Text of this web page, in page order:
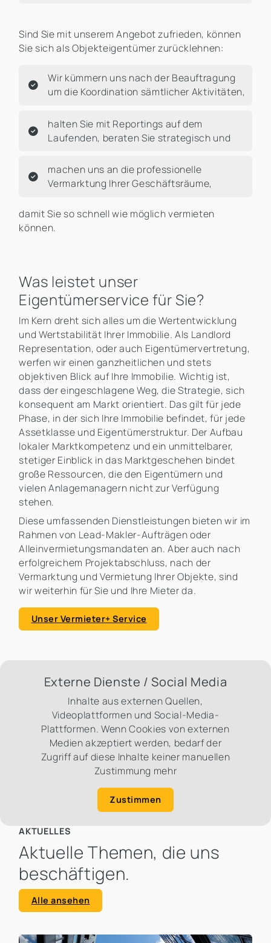
Sind Sie mit unserem Angebot zufrieden, können
Sie sich als Objekteigentümer zurücklehnen:
Wir kümmern uns nach der Beauftragung
um die Koordination sämtlicher Aktivitäten,
halten Sie mit Reportings auf dem
Laufenden, beraten Sie strategisch und
machen uns an die professionelle
Vermarktung Ihrer Geschäftsräume,
damit Sie so schnell wie möglich vermieten
können.
Was leistet unser
Eigentümerservice für Sie?
Im Kern dreht sich alles um die Wertentwicklung
und Wertstabilität Ihrer Immobilie. Als Landlord
Representation, oder auch Eigentümervertretung,
werfen wir einen ganzheitlichen und stets
objektiven Blick auf Ihre Immobilie. Wichtig ist,
dass der eingeschlagene Weg, die Strategie, sich
konsequent am Markt orientiert. Das gilt für jede
Phase, in der sich Ihre Immobilie befindet, für jede
Assetklasse und Eigentümerstruktur. Der Aufbau
lokaler Marktkompetenz und ein unmittelbarer,
stetiger Einblick in das Marktgeschehen bindet
große Ressourcen, die den Eigentümern und
vielen Anlagemanagern nicht zur Verfügung
stehen.
Diese umfassenden Dienstleistungen bieten wir im
Rahmen von Lead-Makler-Aufträgen oder
Alleinvermietungsmandaten an. Aber auch nach
erfolgreichem Projektabschluss, nach der
Vermarktung und Vermietung Ihrer Objekte, sind
wir weiterhin für Sie und Ihre Mieter da.
Unser Vermieter+ Service
Externe Dienste / Social Media
Inhalte aus externen Quellen,
Videoplattformen und Social-Media-
Plattformen. Wenn Cookies von externen
Medien akzeptiert werden, bedarf der
Zugriff auf diese Inhalte keiner manuellen
Zustimmung mehr
Zustimmen
AKTUELLES
Aktuelle Themen, die uns
beschäftigen.
Alle ansehen